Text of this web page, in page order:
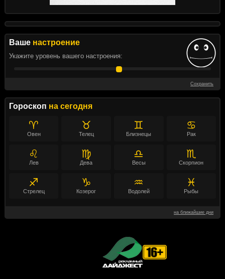
Ваше настроение
Укажите уровень вашего настроения:
Сохранить
Гороскоп на сегодня
♈
Овен
♉
Телец
♊
Близнецы
♋
Рак
♌
Лев
♍
Дева
♎
Весы
♏
Скорпион
♐
Стрелец
♑
Козерог
♒
Водолей
♓
Рыбы
на ближайшие дни